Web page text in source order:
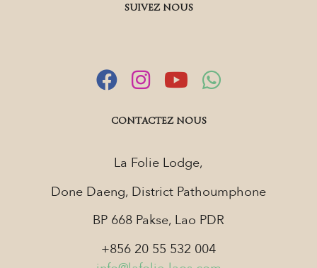
SUIVEZ NOUS
CONTACTEZ NOUS
La Folie Lodge,
Done Daeng, District Pathoumphone
BP 668 Pakse, Lao PDR
+856 20 55 532 004